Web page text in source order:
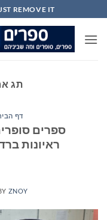
to
content
REMOVE IT...
תג
דף
ספרים
ZNOY